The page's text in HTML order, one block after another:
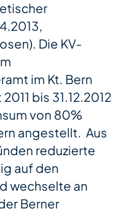
Die KV-
im Kt. Bern
bis 31.12.2012
von 80%
angestellt. Aus
reduzierte
auf den
wechselte an
Berner